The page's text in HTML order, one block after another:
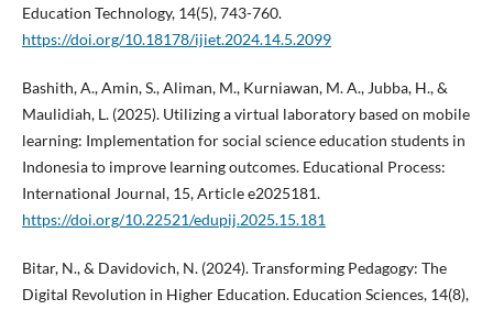
Education Technology, 14(5), 743-760.
https://doi.org/10.18178/ijiet.2024.14.5.2099
Bashith, A., Amin, S., Aliman, M., Kurniawan, M. A., Jubba, H., &
Maulidiah, L. (2025). Utilizing a virtual laboratory based on mobile
learning: Implementation for social science education students in
Indonesia to improve learning outcomes. Educational Process:
International Journal, 15, Article e2025181.
https://doi.org/10.22521/edupij.2025.15.181
Bitar, N., & Davidovich, N. (2024). Transforming Pedagogy: The
Digital Revolution in Higher Education. Education Sciences, 14(8),